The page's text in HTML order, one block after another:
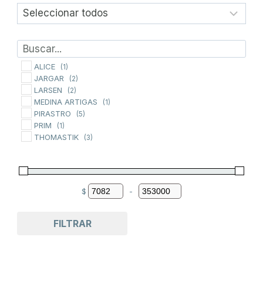
Las
se
pueden
elegir
en
página
de
ALICE (1)
JARGAR (2)
LARSEN (2)
MEDINA ARTIGAS (1)
PIRASTRO (5)
PRIM (1)
THOMASTIK (3)
$
Minimum Price
-
Maximum Price
FILTRAR